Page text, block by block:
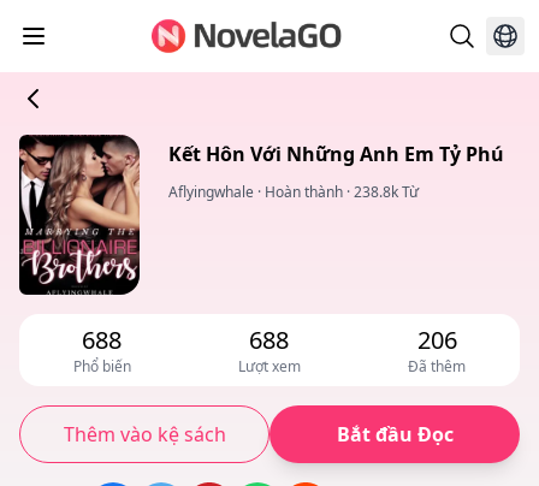
Kết Hôn Với Những Anh Em Tỷ Phú
Aflyingwhale · Hoàn thành ·238.8k Từ
688
Phổ biến
688
Lượt xem
206
Đã thêm
Thêm vào kệ sách Bắt đầu Đọc